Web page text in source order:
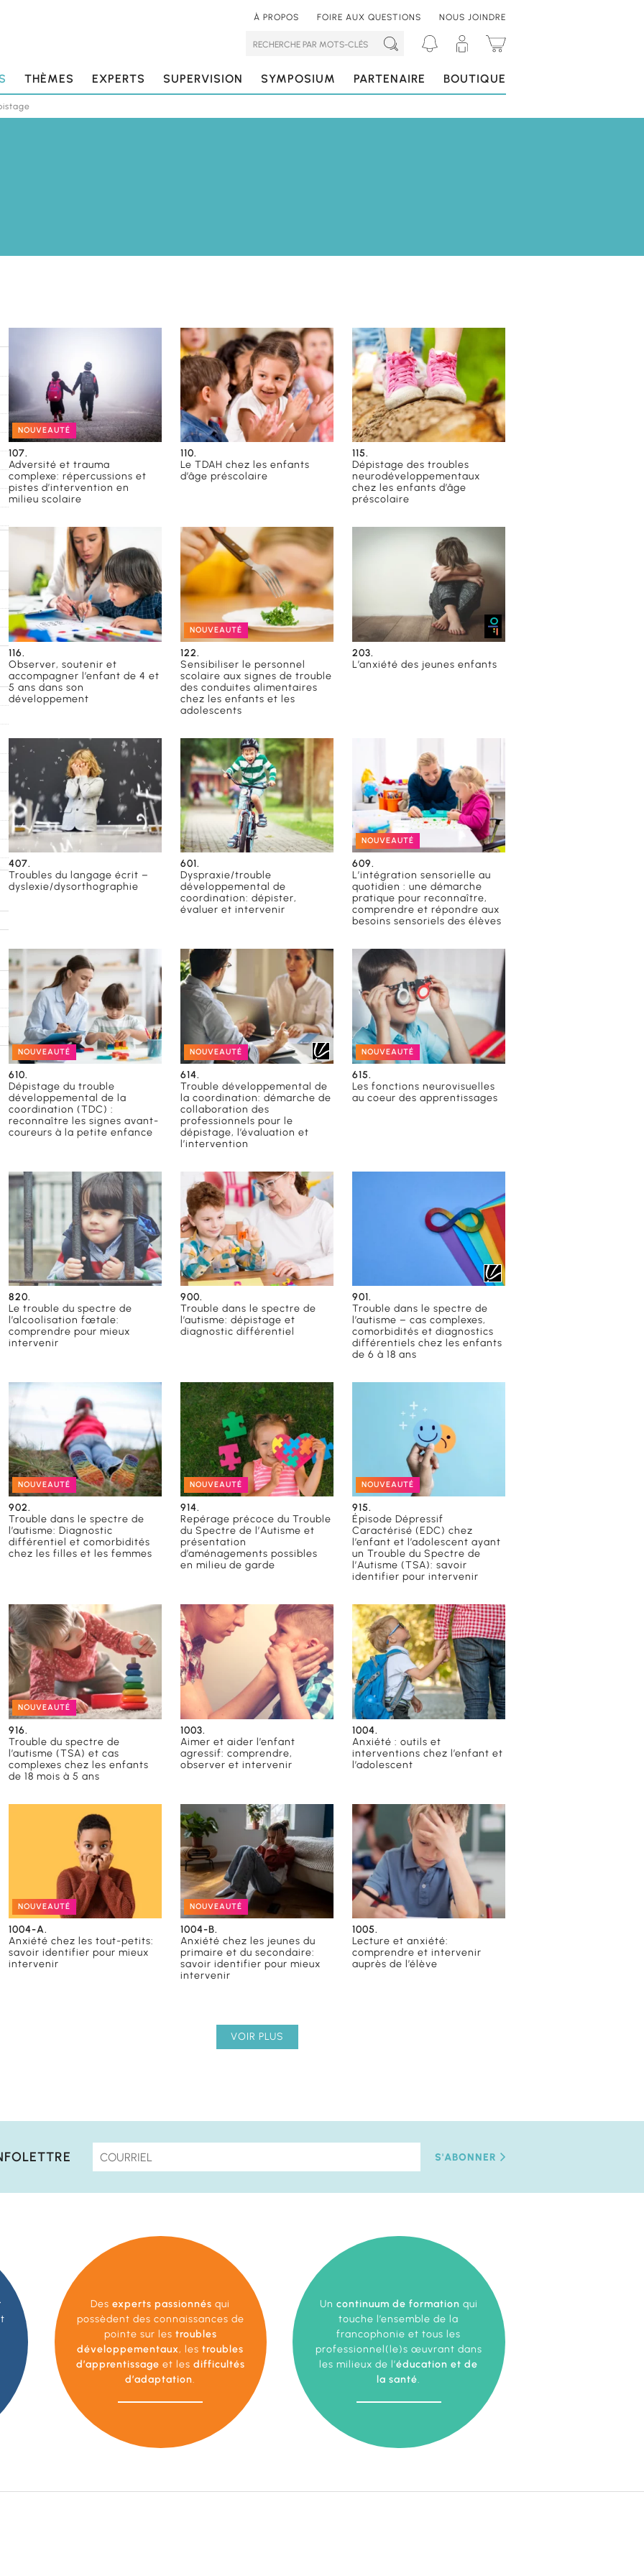
THÈMES EXPERTS SUPERVISION SYMPOSIUM PARTENAIRE BOUTIQUE
À PROPOS FOIRE AUX QUESTIONS NOUS JOINDRE
RECHERCHE
CLÉS
RECHERCHER
NOUVEAUTÉ
107.
Adversité et trauma
complexe: répercussions et
pistes d’intervention en
milieu scolaire
110.
Le TDAH chez les enfants
d’âge préscolaire
115.
Dépistage des troubles
neurodéveloppementaux
chez les enfants d’âge
préscolaire
116.
Observer, soutenir et
accompagner l’enfant de 4 et
5 ans dans son
développement
NOUVEAUTÉ
122.
Sensibiliser le personnel
scolaire aux signes de trouble
des conduites alimentaires
chez les enfants et les
adolescents
203.
L’anxiété des jeunes enfants
407.
Troubles du langage écrit –
dyslexie/dysorthographie
601.
Dyspraxie/trouble
développemental de
coordination: dépister,
évaluer et intervenir
NOUVEAUTÉ
609.
L’intégration sensorielle au
quotidien : une démarche
pratique pour reconnaître,
comprendre et répondre aux
besoins sensoriels des élèves
NOUVEAUTÉ
610.
Dépistage du trouble
développemental de la
coordination (TDC) :
reconnaître les signes avant-
coureurs à la petite enfance
NOUVEAUTÉ
614.
Trouble développemental de
la coordination: démarche de
collaboration des
professionnels pour le
dépistage, l’évaluation et
l’intervention
NOUVEAUTÉ
615.
Les fonctions neurovisuelles
au coeur des apprentissages
820.
Le trouble du spectre de
l’alcoolisation fœtale:
comprendre pour mieux
intervenir
900.
Trouble dans le spectre de
l’autisme: dépistage et
diagnostic différentiel
901.
Trouble dans le spectre de
l’autisme – cas complexes,
comorbidités et diagnostics
différentiels chez les enfants
de 6 à 18 ans
NOUVEAUTÉ
902.
Trouble dans le spectre de
l’autisme: Diagnostic
différentiel et comorbidités
chez les filles et les femmes
NOUVEAUTÉ
914.
Repérage précoce du Trouble
du Spectre de l’Autisme et
présentation
d’aménagements possibles
en milieu de garde
NOUVEAUTÉ
915.
Épisode Dépressif
Caractérisé (EDC) chez
l’enfant et l’adolescent ayant
un Trouble du Spectre de
l’Autisme (TSA): savoir
identifier pour intervenir
NOUVEAUTÉ
916.
Trouble du spectre de
l’autisme (TSA) et cas
complexes chez les enfants
de 18 mois à 5 ans
1003.
Aimer et aider l’enfant
agressif: comprendre,
observer et intervenir
1004.
Anxiété : outils et
interventions chez l’enfant et
l’adolescent
NOUVEAUTÉ
1004-A.
Anxiété chez les tout-petits:
savoir identifier pour mieux
intervenir
NOUVEAUTÉ
1004-B.
Anxiété chez les jeunes du
primaire et du secondaire:
savoir identifier pour mieux
intervenir
1005.
Lecture et anxiété:
comprendre et intervenir
auprès de l’élève
VOIR PLUS
S'ABONNER
Desexperts passionnés qui
possèdent des connaissances de
pointe sur les troubles
développementaux, lestroubles
d’apprentissage et les difficultés
d’adaptation.
Un continuum de formation qui
touche l’ensemble de la
francophonie et tous les
professionnel(le)s œuvrant dans
les milieux de l’éducation et de
la santé.